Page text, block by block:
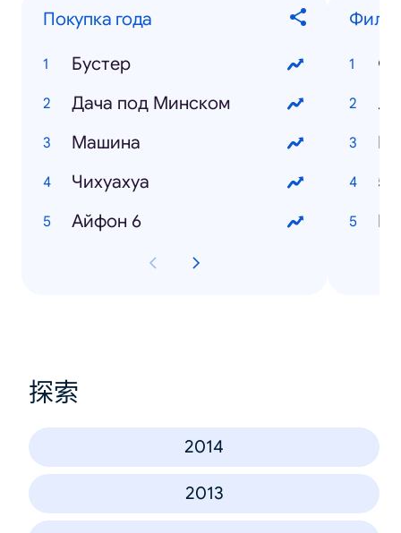
Покупка года
Бустер
Дача под Минском
Машина
Чихуахуа
Айфон 6
探索
2014
2013